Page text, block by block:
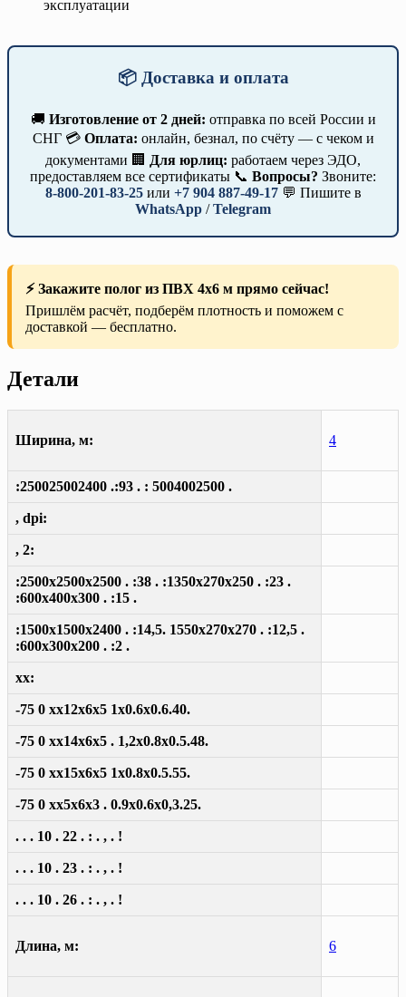
эксплуатации
📦 Доставка и оплата
🚚 Изготовление от 2 дней: отправка по всей России и
СНГ 💳 Оплата: онлайн, безнал, по счёту — с чеком и
документами 🏢 Для юрлиц: работаем через ЭДО,
предоставляем все сертификаты 📞 Вопросы? Звоните:
8-800-201-83-25или +7 904 887-49-17💬 Пишите в
WhatsApp /Telegram
⚡ Закажите полог из ПВХ 4х6 м прямо сейчас!
Пришлём расчёт, подберём плотность и поможем с
доставкой — бесплатно.
Детали
Ширина, м: 4
:250025002400 .:93 . : 5004002500 .
, dpi:
, 2:
:2500x2500x2500 . :38 . :1350x270x250 . :23 .
:600x400x300 . :15 .
:1500x1500x2400 . :14,5. 1550x270x270 . :12,5 .
:600x300x200 . :2 .
xx:
-75 0 xx12x6x5 1x0.6x0.6.40.
-75 0 xx14x6x5 . 1,2x0.8x0.5.48.
-75 0 xx15x6x5 1x0.8x0.5.55.
-75 0 xx5x6x3 . 0.9x0.6x0,3.25.
. . . 10 . 22 . : . , . !
. . . 10 . 23 . : . , . !
. . . 10 . 26 . : . , . !
Длина, м: 6